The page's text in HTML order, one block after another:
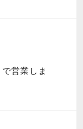
営業しま